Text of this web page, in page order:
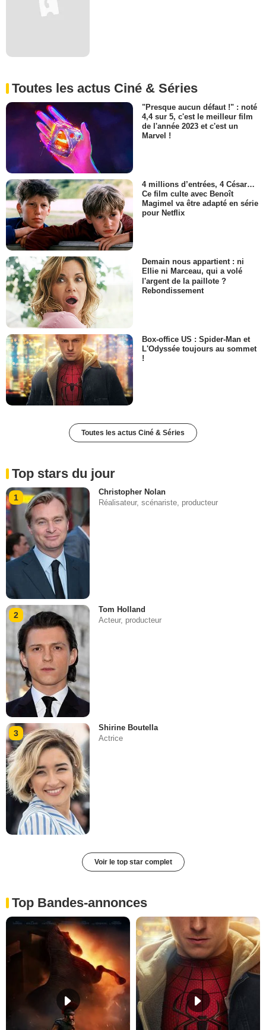
Toutes les actus Ciné & Séries
"Presque aucun défaut !" : noté
4,4 sur 5, c'est le meilleur film
de l'année 2023 et c'est un
Marvel !
4 millions d’entrées, 4 César…
Ce film culte avec Benoît
Magimel va être adapté en série
pour Netflix
Demain nous appartient : ni
Ellie ni Marceau, qui a volé
l'argent de la paillote ?
Rebondissement
Box-office US : Spider-Man et
L'Odyssée toujours au sommet
!
Toutes les actus Ciné & Séries
Top stars du jour
1
Christopher Nolan
Réalisateur, scénariste, producteur
2
Tom Holland
Acteur, producteur
3
Shirine Boutella
Actrice
Voir le top star complet
Top Bandes-annonces